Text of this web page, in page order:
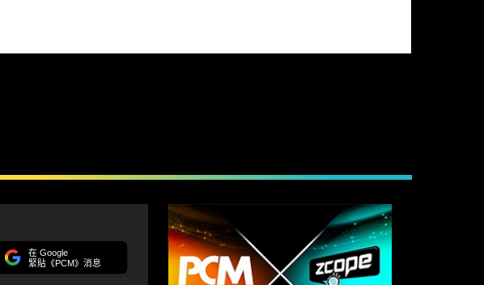
在 Google
緊貼《PCM》消息